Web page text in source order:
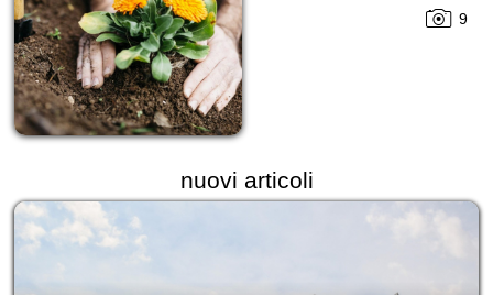
9
nuovi articoli